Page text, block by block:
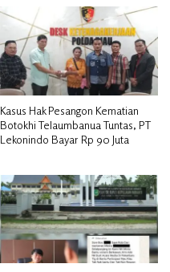
Kasus Hak Pesangon Kematian
Botokhi Telaumbanua Tuntas, PT
Lekonindo Bayar Rp 90 Juta